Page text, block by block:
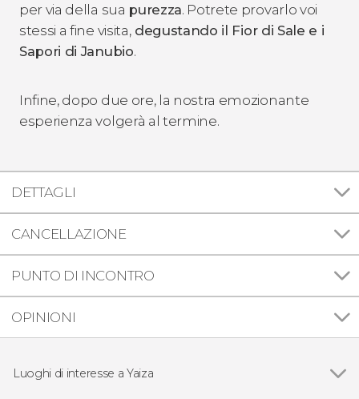
per via della sua purezza. Potrete provarlo voi
stessi a fine visita,degustando il Fior di Sale e i
Sapori di Janubio.
Infine, dopo due ore, la nostra emozionante
esperienza volgerà al termine.
DETTAGLI
CANCELLAZIONE
PUNTO DI INCONTRO
OPINIONI
Luoghi di interesse a Yaiza